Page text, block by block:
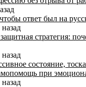
ответ был на
стратегия:
состояние,
при